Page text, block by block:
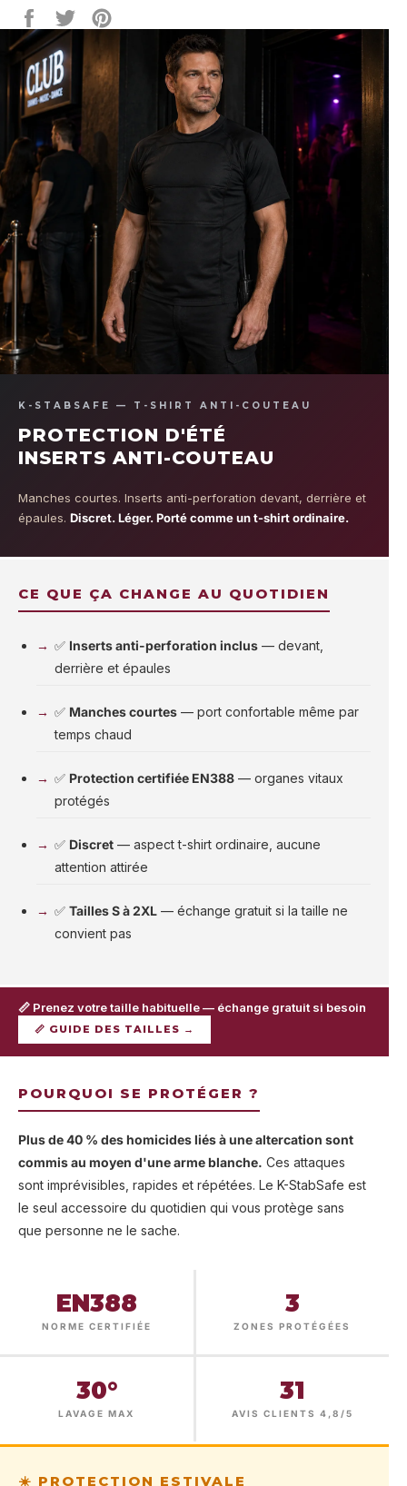
Partager
sur
Facebook
Tweeter
sur
Twitter
sur
Pinterest
K-STABSAFE — T-SHIRT ANTI-COUTEAU
PROTECTION D'ÉTÉ
INSERTS ANTI-COUTEAU
Manches courtes. Inserts anti-perforation devant, derrière et
épaules. Discret. Léger. Porté comme un t-shirt ordinaire.
CE QUE ÇA CHANGE AU QUOTIDIEN
✅ Inserts anti-perforation inclus — devant,
derrière et épaules
✅ Manches courtes — port confortable même par
temps chaud
✅ Protection certifiée EN388 — organes vitaux
protégés
✅ Discret — aspect t-shirt ordinaire, aucune
attention attirée
✅ Tailles S à 2XL — échange gratuit si la taille ne
convient pas
📏 Prenez votre taille habituelle — échange gratuit si besoin
📏 GUIDE DES TAILLES →
POURQUOI SE PROTÉGER ?
Plus de 40 % des homicides liés à une altercation sont
commis au moyen d'une arme blanche. Ces attaques
sont imprévisibles, rapides et répétées. Le K-StabSafe est
le seul accessoire du quotidien qui vous protège sans
que personne ne le sache.
EN388
NORME CERTIFIÉE
3
ZONES PROTÉGÉES
30°
LAVAGE MAX
31
AVIS CLIENTS 4,8/5
☀️ PROTECTION ESTIVALE